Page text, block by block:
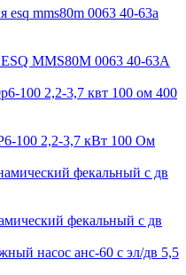
MMS80M 0063 40-63А
100 2,2-3,7 кВт 100 Ом
фекальный с дв